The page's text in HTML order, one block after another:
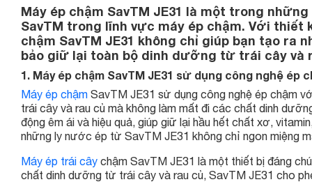
Máy ép chậm SavTM JE31 là một trong
SavTM trong lĩnh vực máy ép chậm. Với thiết
chậm SavTM JE31 không chỉ giúp bạn tạo
bảo giữ lại toàn bộ dinh dưỡng từ trái cây và
1. Máy ép chậm SavTM JE31 sử dụng công nghệ ép
Máy ép chậm SavTM JE31 sử dụng công nghệ ép chậm
trái cây và rau củ mà không làm mất đi các chất dinh
động êm ái và hiệu quả, giúp giữ lại hầu hết chất xơ,
những ly nước ép từ SavTM JE31 không chỉ ngon miệng
Máy ép trái cây chậm SavTM JE31 là một thiết bị đáng
chất dinh dưỡng từ trái cây và rau củ, SavTM JE31 cho